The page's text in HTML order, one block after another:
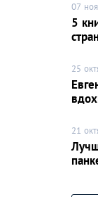
07
5
25
21